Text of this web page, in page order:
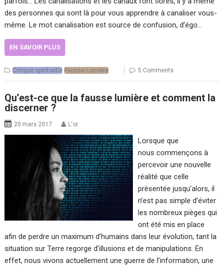
des personnes qui sont là pour vous apprendre à canaliser vous-
même. Le mot canalisation est source de confusion, d’égo…
EN SAVOIR PLUS
Critique spirituelle Fausse Lumière 5 Comments
Qu’est-ce que la fausse lumière et comment la
discerner ?
20 mars 2017 L'or
Lorsque que
nous commençons à
percevoir une nouvelle
réalité que celle
présentée jusqu’alors, il
n’est pas simple d’éviter
les nombreux pièges qui
ont été mis en place
afin de perdre un maximum d’humains dans leur évolution, tant la
situation sur Terre regorge d’illusions et de manipulations. En
effet, nous vivons actuellement une guerre de l’information, une